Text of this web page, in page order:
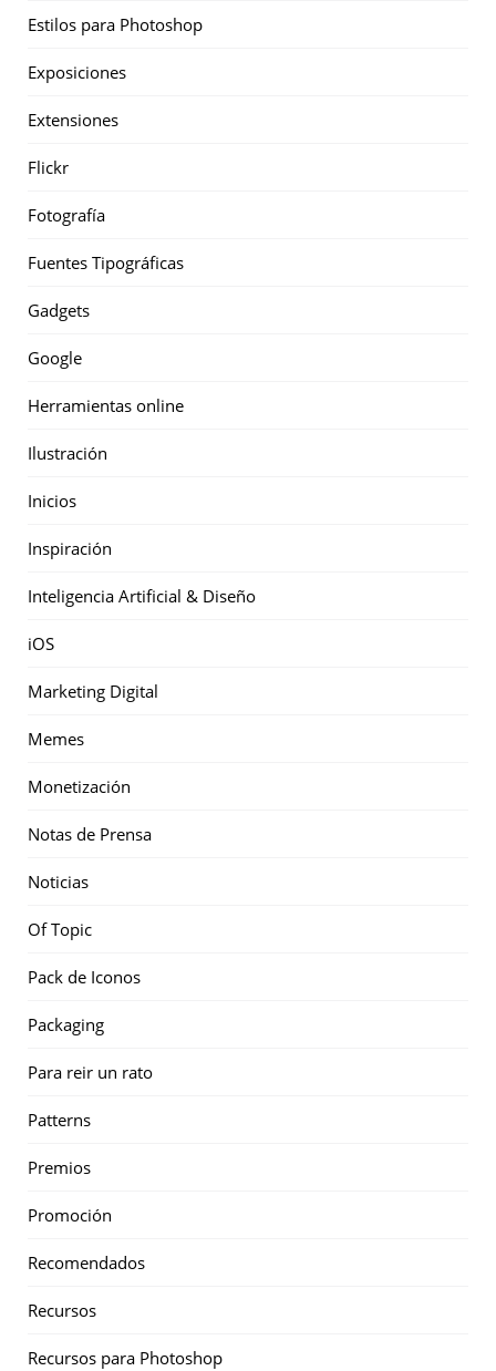
Estilos para Photoshop
Exposiciones
Extensiones
Flickr
Fotografía
Fuentes Tipográficas
Gadgets
Google
Herramientas online
Ilustración
Inicios
Inspiración
Inteligencia Artificial & Diseño
iOS
Marketing Digital
Memes
Monetización
Notas de Prensa
Noticias
Of Topic
Pack de Iconos
Packaging
Para reir un rato
Patterns
Premios
Promoción
Recomendados
Recursos
Recursos para Photoshop